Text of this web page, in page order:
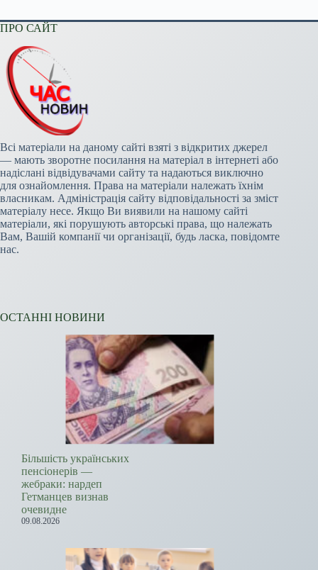
ПРО САЙТ
Всі матеріали на даному сайті взяті з відкритих джерел
— мають зворотне посилання на матеріал в інтернеті або
надіслані відвідувачами сайту та надаються виключно
для ознайомлення. Права на матеріали належать їхнім
власникам. Адміністрація сайту відповідальності за зміст
матеріалу несе. Якщо Ви виявили на нашому сайті
матеріали, які порушують авторські права, що належать
Вам, Вашій компанії чи організації, будь ласка, повідомте
нас.
ОСТАННІ НОВИНИ
Більшість українських
пенсіонерів —
жебраки: нардеп
Гетманцев визнав
очевидне
09.08.2026